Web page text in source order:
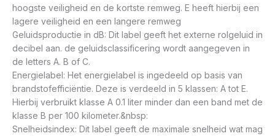
hoogste veiligheid en de kortste remweg. E heeft hierbij een
lagere veiligheid en een langere remweg
Geluidsproductie in dB: Dit label geeft het externe rolgeluid in
decibel aan. de geluidsclassificering wordt aangegeven in
de letters A. B of C.
Energielabel: Het energielabel is ingedeeld op basis van
brandstofefficiëntie. Deze is verdeeld in 5 klassen: A tot E.
Hierbij verbruikt klasse A 0.1 liter minder dan een band met de
klasse B per 100 kilometer.&nbsp:
Snelheidsindex: Dit label geeft de maximale snelheid wat mag